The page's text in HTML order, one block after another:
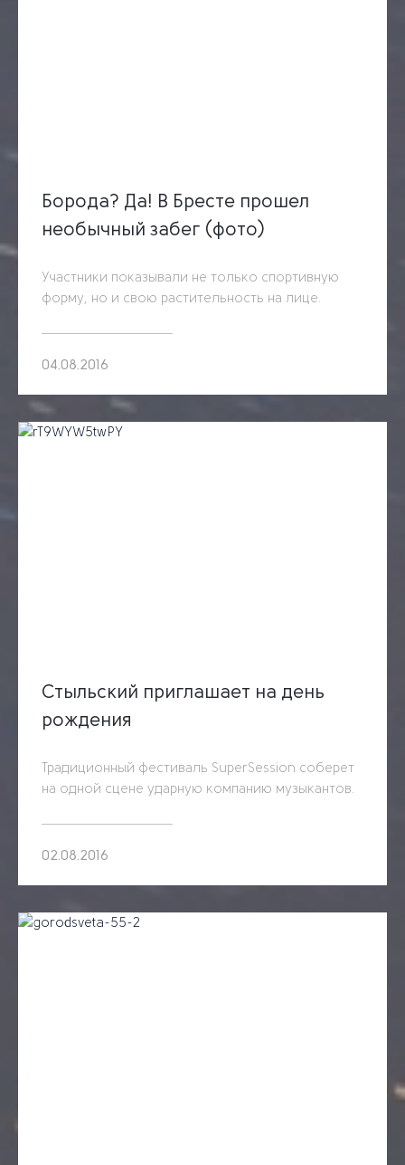
Борода? Да! В Бресте прошел
необычный забег (фото)
Участники показывали не только спортивную
форму, но и свою растительность на лице.
04.08.2016
Стыльский приглашает на день
рождения
Традиционный фестиваль SuperSession соберет
на одной сцене ударную компанию музыкантов.
02.08.2016